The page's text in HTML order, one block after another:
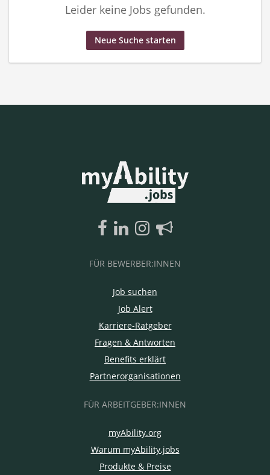
Leider keine Jobs gefunden.
Neue Suche starten
FÜR BEWERBER:INNEN
Job suchen
Job Alert
Karriere-Ratgeber
Fragen & Antworten
Benefits erklärt
Partnerorganisationen
FÜR ARBEITGEBER:INNEN
myAbility.org
Warum myAbility.jobs
Produkte & Preise